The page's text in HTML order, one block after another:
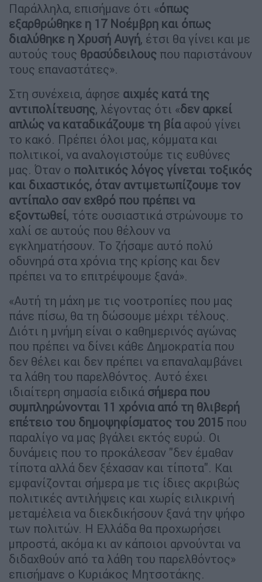
Παράλληλα, επισήμανε ότι «όπως
εξαρθρώθηκε η 17 Νοέμβρη και όπως
διαλύθηκε η Χρυσή Αυγή, έτσι θα γίνει και με
αυτούς τους θρασύδειλους που παριστάνουν
τους επαναστάτες».
Στη συνέχεια, άφησε αιχμές κατά της
αντιπολίτευσης, λέγοντας ότι «δεν αρκεί
απλώς να καταδικάζουμε τη βίααφού γίνει
το κακό. Πρέπει όλοι μας, κόμματα και
πολιτικοί, να αναλογιστούμε τις ευθύνες
μας. Όταν ο πολιτικός λόγος γίνεται τοξικός
και διχαστικός, όταν αντιμετωπίζουμε τον
αντίπαλο σαν εχθρό που πρέπει να
εξοντωθεί, τότε ουσιαστικά στρώνουμε το
χαλί σε αυτούς που θέλουν να
εγκληματήσουν. Το ζήσαμε αυτό πολύ
οδυνηρά στα χρόνια της κρίσης και δεν
πρέπει να το επιτρέψουμε ξανά».
«Αυτή τη μάχη με τις νοοτροπίες που μας
πάνε πίσω, θα τη δώσουμε μέχρι τέλους.
Διότι η μνήμη είναι ο καθημερινός αγώνας
που πρέπει να δίνει κάθε Δημοκρατία που
δεν θέλει και δεν πρέπει να επαναλαμβάνει
τα λάθη του παρελθόντος. Αυτό έχει
ιδιαίτερη σημασία ειδικά σήμερα που
συμπληρώνονται 11 χρόνια από τη θλιβερή
επέτειο του δημοψηφίσματος του 2015 που
παραλίγο να μας βγάλει εκτός ευρώ. Οι
δυνάμεις που το προκάλεσαν "δεν έμαθαν
τίποτα αλλά δεν ξέχασαν και τίποτα". Και
εμφανίζονται σήμερα με τις ίδιες ακριβώς
πολιτικές αντιλήψεις και χωρίς ειλικρινή
μεταμέλεια να διεκδικήσουν ξανά την ψήφο
των πολιτών. Η Ελλάδα θα προχωρήσει
μπροστά, ακόμα κι αν κάποιοι αρνούνται να
διδαχθούν από τα λάθη του παρελθόντος»
επισήμανε ο Κυριάκος Μητσοτάκης.